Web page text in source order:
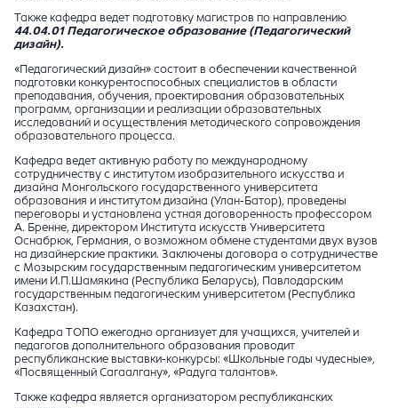
Также кафедра ведет подготовку магистров по направлению
44.04.01 Педагогическое образование (Педагогический
дизайн).
«Педагогический дизайн» состоит в обеспечении качественной
подготовки конкурентоспособных специалистов в области
преподавания, обучения, проектирования образовательных
программ, организации и реализации образовательных
исследований и осуществления методического сопровождения
образовательного процесса.
Кафедра ведет активную работу по международному
сотрудничеству с институтом изобразительного искусства и
дизайна Монгольского государственного университета
образования и институтом дизайна (Улан-Батор), проведены
переговоры и установлена устная договоренность профессором
А. Бренне, директором Института искусств Университета
Оснабрюк, Германия, о возможном обмене студентами двух вузов
на дизайнерские практики. Заключены договора о сотрудничестве
с Мозырским государственным педагогическим университетом
имени И.П.Шамякина (Республика Беларусь), Павлодарским
государственным педагогическим университетом (Республика
Казахстан).
Кафедра ТОПО ежегодно организует для учащихся, учителей и
педагогов дополнительного образования проводит
республиканские выставки-конкурсы: «Школьные годы чудесные»,
«Посвященный Сагаалгану», «Радуга талантов».
Также кафедра является организатором республиканских